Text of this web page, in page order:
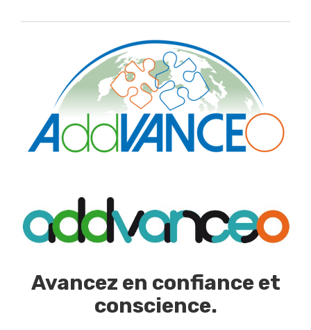
Avancez en confiance et
conscience.